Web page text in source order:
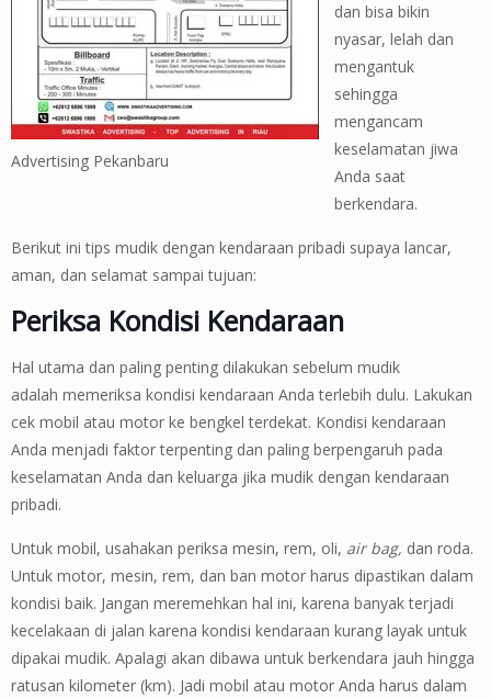
Advertising Pekanbaru
dan bisa bikin
nyasar, lelah dan
mengantuk
sehingga
mengancam
keselamatan jiwa
Anda saat
berkendara.
Berikut ini tips mudik dengan kendaraan pribadi supaya lancar,
aman, dan selamat sampai tujuan:
Periksa Kondisi Kendaraan
Hal utama dan paling penting dilakukan sebelum mudik
adalah memeriksa kondisi kendaraan Anda terlebih dulu. Lakukan
cek mobil atau motor ke bengkel terdekat. Kondisi kendaraan
Anda menjadi faktor terpenting dan paling berpengaruh pada
keselamatan Anda dan keluarga jika mudik dengan kendaraan
pribadi.
Untuk mobil, usahakan periksa mesin, rem, oli, air bag, dan roda.
Untuk motor, mesin, rem, dan ban motor harus dipastikan dalam
kondisi baik. Jangan meremehkan hal ini, karena banyak terjadi
kecelakaan di jalan karena kondisi kendaraan kurang layak untuk
dipakai mudik. Apalagi akan dibawa untuk berkendara jauh hingga
ratusan kilometer (km). Jadi mobil atau motor Anda harus dalam